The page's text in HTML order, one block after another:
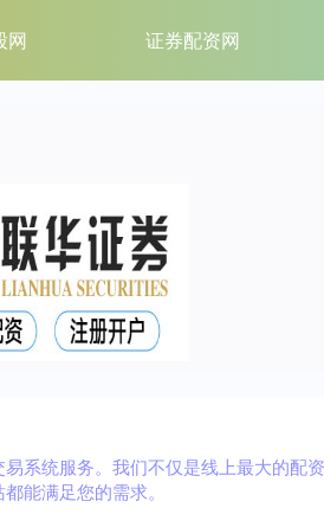
网 证券配资网
系统服务。我们不仅是线上最大的配
能满足您的需求。